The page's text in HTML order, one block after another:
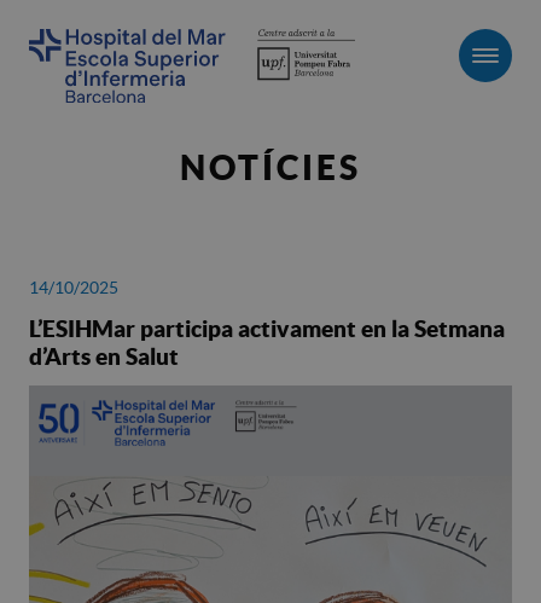
NOTÍCIES
14/10/2025
L’ESIHMar participa activament en la Setmana
d’Arts en Salut